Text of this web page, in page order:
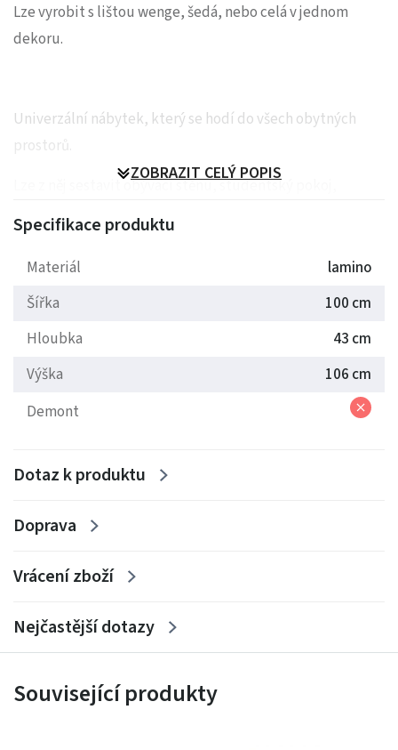
Lze vyrobit s lištou wenge, šedá, nebo celá v jednom
dekoru.
Univerzální nábytek, který se hodí do všech obytných
prostorů.
Lze z něj sestavit obývací stěnu, studentský pokoj,
jídelnu, pracovnu, nebo také předsíňovou stěnu.
dekorů.
ZOBRAZIT CELÝ POPIS
Specifikace produktu
Materiál
lamino
Šířka
100 cm
Hloubka
43 cm
Výška
106 cm
Demont
Dotaz k produktu
Doprava
Vrácení zboží
Nejčastější dotazy
Související produkty